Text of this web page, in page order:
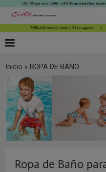
Inicio » ROPA DE BAÑO
Ropa de Baño